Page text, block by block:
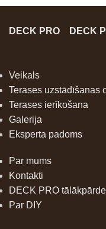
DECK PRO DECK
Veikals
Terases uzstādīšanas
Terases ierīkošana
Galerija
Eksperta padoms
Par mums
Kontakti
DECK PRO
Par DIY